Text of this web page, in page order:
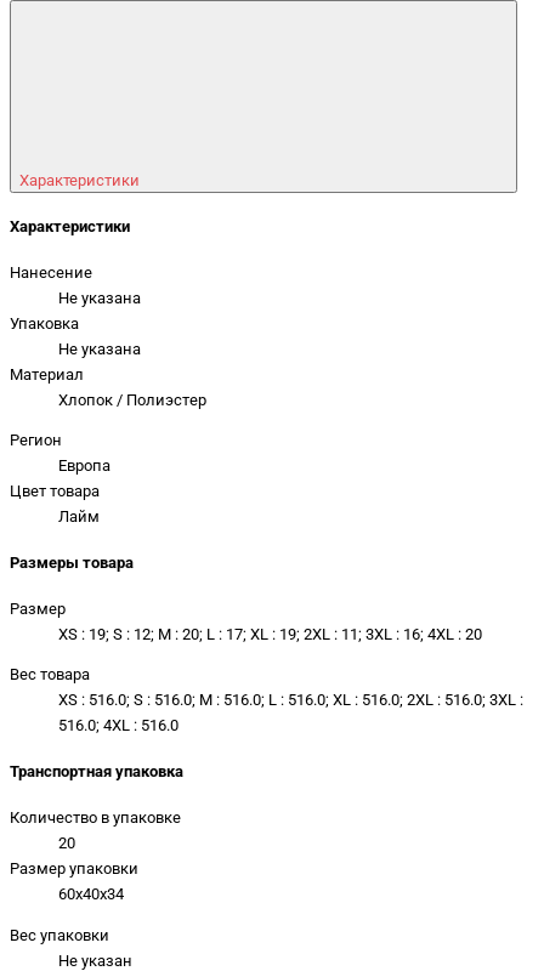
Характеристики
Характеристики
Нанесение
Не указана
Упаковка
Не указана
Материал
Хлопок / Полиэстер
Регион
Европа
Цвет товара
Лайм
Размеры товара
Размер
XS : 19; S : 12; M : 20; L : 17; XL : 19; 2XL : 11; 3XL : 16; 4XL : 20
Вес товара
XS : 516.0; S : 516.0; M : 516.0; L : 516.0; XL : 516.0; 2XL : 516.0; 3XL :
516.0; 4XL : 516.0
Транспортная упаковка
Количество в упаковке
20
Размер упаковки
60x40x34
Вес упаковки
Не указан